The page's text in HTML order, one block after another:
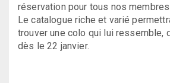
réservation pour tous nos
Le catalogue riche et varié
trouver une colo qui lui ressemble,
dès le 22 janvier.